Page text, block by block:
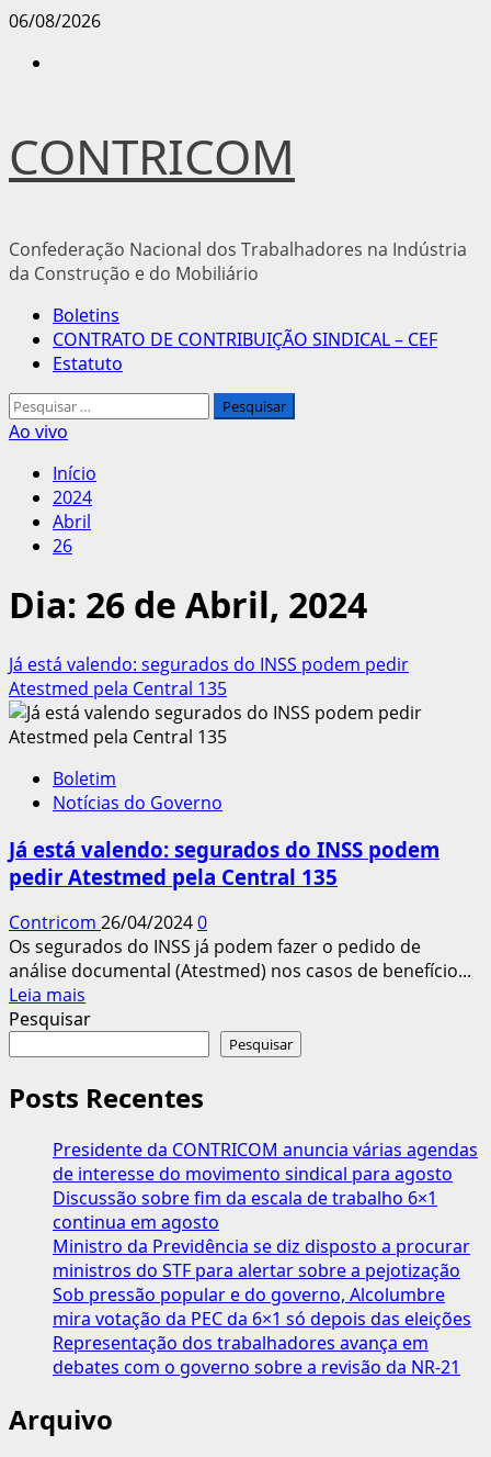
Avançar
06/08/2026
CONTRICOM
Confederação Nacional dos Trabalhadores na Indústria
da Construção e do Mobiliário
Menu
principal
Boletins
CONTRATO DE CONTRIBUIÇÃO SINDICAL – CEF
Estatuto
Pesquisar
por:
Ao vivo
Início
2024
Abril
26
Dia: 26 de Abril, 2024
Já está valendo: segurados do INSS podem pedir
Atestmed pela Central 135
Boletim
Notícias do Governo
Já está valendo: segurados do INSS podem
pedir Atestmed pela Central 135
Contricom 26/04/20240
Os segurados do INSS já podem fazer o pedido de
análise documental (Atestmed) nos casos de benefício...
Leia mais
mais
está
valendo:
segurados
do
INSS
podem
pedir
Atestmed
pela
Central
135
Pesquisar
Pesquisar
Posts Recentes
Presidente da CONTRICOM anuncia várias agendas
de interesse do movimento sindical para agosto
Discussão sobre fim da escala de trabalho 6×1
continua em agosto
Ministro da Previdência se diz disposto a procurar
ministros do STF para alertar sobre a pejotização
Sob pressão popular e do governo, Alcolumbre
mira votação da PEC da 6×1 só depois das eleições
Representação dos trabalhadores avança em
debates com o governo sobre a revisão da NR-21
Arquivo